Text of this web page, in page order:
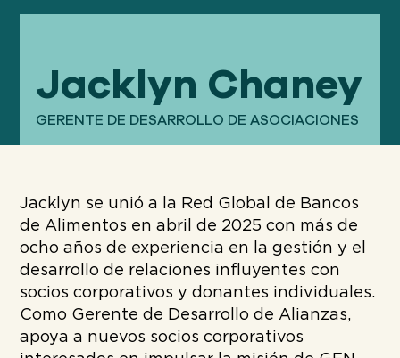
Nuestro
ENFOQUE
ACERCA
DE GFN
APOYE
Jacklyn Chaney
GERENTE DE DESARROLLO DE ASOCIACIONES
Jacklyn se unió a la Red Global de Bancos
de Alimentos en abril de 2025 con más de
ocho años de experiencia en la gestión y el
desarrollo de relaciones influyentes con
socios corporativos y donantes individuales.
Como Gerente de Desarrollo de Alianzas,
apoya a nuevos socios corporativos